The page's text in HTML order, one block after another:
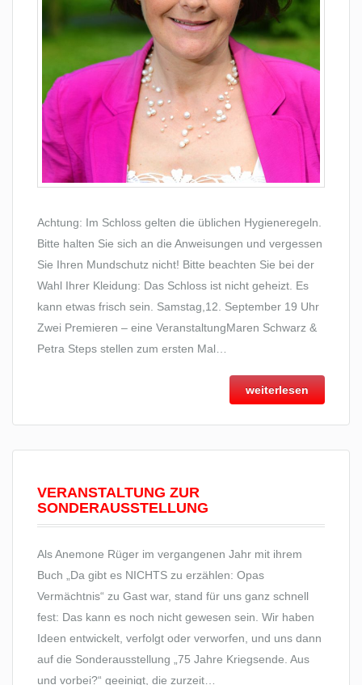
Achtung: Im Schloss gelten die üblichen Hygieneregeln.
Bitte halten Sie sich an die Anweisungen und vergessen
Sie Ihren Mundschutz nicht! Bitte beachten Sie bei der
Wahl Ihrer Kleidung: Das Schloss ist nicht geheizt. Es
kann etwas frisch sein. Samstag,12. September 19 Uhr
Zwei Premieren – eine VeranstaltungMaren Schwarz &
Petra Steps stellen zum ersten Mal…
weiterlesen
VERANSTALTUNG ZUR
SONDERAUSSTELLUNG
Als Anemone Rüger im vergangenen Jahr mit ihrem
Buch „Da gibt es NICHTS zu erzählen: Opas
Vermächtnis“ zu Gast war, stand für uns ganz schnell
fest: Das kann es noch nicht gewesen sein. Wir haben
Ideen entwickelt, verfolgt oder verworfen, und uns dann
auf die Sonderausstellung „75 Jahre Kriegsende. Aus
und vorbei?“ geeinigt, die zurzeit…